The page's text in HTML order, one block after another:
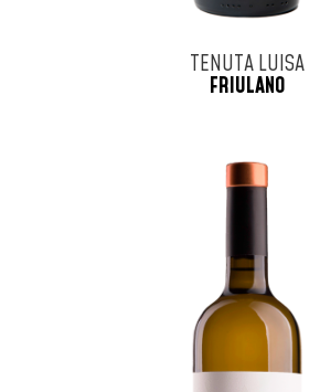
TENUTA LUISA
FRIULANO